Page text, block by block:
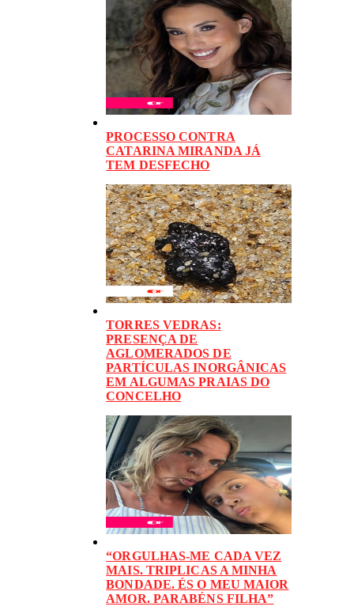
PROCESSO CONTRA
CATARINA MIRANDA JÁ
TEM DESFECHO
TORRES VEDRAS:
PRESENÇA DE
AGLOMERADOS DE
PARTÍCULAS INORGÂNICAS
EM ALGUMAS PRAIAS DO
CONCELHO
“ORGULHAS-ME CADA VEZ
MAIS. TRIPLICAS A MINHA
BONDADE. ÉS O MEU MAIOR
AMOR. PARABÉNS FILHA”